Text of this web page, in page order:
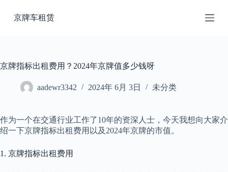
过
京牌车租赁
京牌指标出租费用？2024年京牌值多少钱呀
aadewr3342 2024年 6月 3日 未分类
作为一个在交通行业工作了10年的资深人士，今天我想向大家介
绍一下京牌指标出租费用以及2024年京牌的市值。
1. 京牌指标出租费用